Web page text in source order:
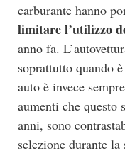
carburante hanno
limitare l’utilizzo
anno fa.
soprattutto quando
auto è invece
aumenti che questo
anni, sono
selezione durante